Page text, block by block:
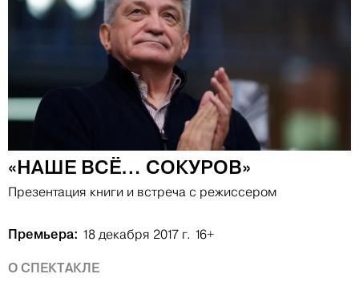
«НАШЕ ВСЁ… СОКУРОВ»
Презентация книги и встреча с режиссером
Премьера: 18 декабря 2017 г. 16+
О СПЕКТАКЛЕ